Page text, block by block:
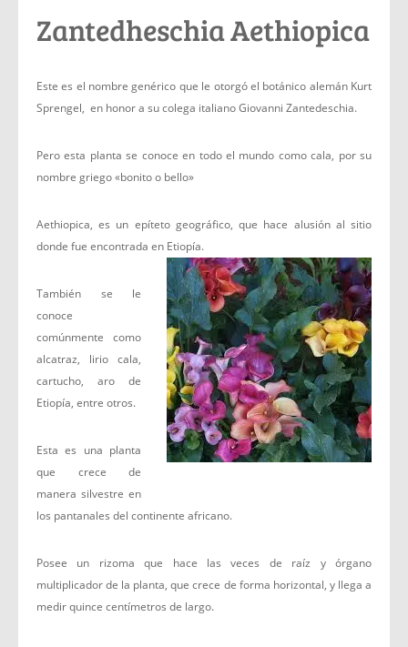
Zantedheschia Aethiopica
Este es el nombre genérico que le otorgó el botánico alemán Kurt
Sprengel, en honor a su colega italiano Giovanni Zantedeschia.
Pero esta planta se conoce en todo el mundo como cala, por su
nombre griego «bonito o bello»
Aethiopica, es un epíteto geográfico, que hace alusión al sitio
donde fue encontrada en Etiopía.
También se le
conoce
comúnmente como
alcatraz, lirio cala,
cartucho, aro de
Etiopía, entre otros.
Esta es una planta
que crece de
manera silvestre en
los pantanales del continente africano.
Posee un rizoma que hace las veces de raíz y órgano
multiplicador de la planta, que crece de forma horizontal, y llega a
medir quince centímetros de largo.